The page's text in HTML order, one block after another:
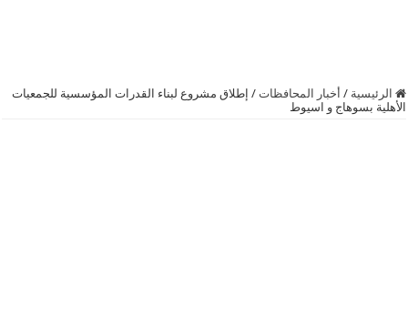
الرئيسية / أخبار المحافظات / إطلاق مشروع لبناء القدرات المؤسسية للجمعيات
الأهلية بسوهاج و اسيوط